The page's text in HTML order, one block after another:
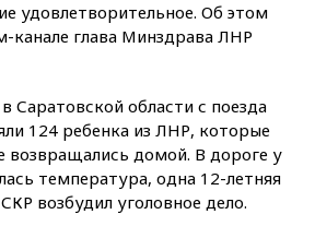
удовлетворительное. Об этом
канале глава Минздрава ЛНР
Саратовской области с поезда
124 ребенка из ЛНР, которые
возвращались домой. В дороге у
температура, одна 12-летняя
возбудил уголовное дело.